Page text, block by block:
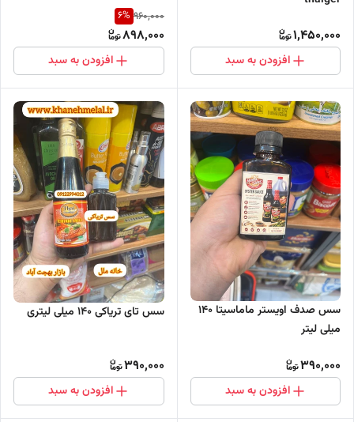
1,450,000
افزودن به سبد
960,000
6%
898,000
افزودن به سبد
سس صدف اویستر ماماسیتا ۱۴۰
میلی لیتر
390,000
افزودن به سبد
سس تای تریاکی ۱۴۰ میلی لیتری
390,000
افزودن به سبد